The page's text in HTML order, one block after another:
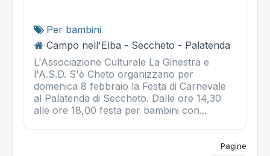
Per bambini
Campo nell'Elba - Seccheto - Palatenda
L'Associazione Culturale La Ginestra e
l'A.S.D. S'è Cheto organizzano per
domenica 8 febbraio la Festa di Carnevale
al Palatenda di Seccheto. Dalle ore 14,30
alle ore 18,00 festa per bambini con...
Pagine